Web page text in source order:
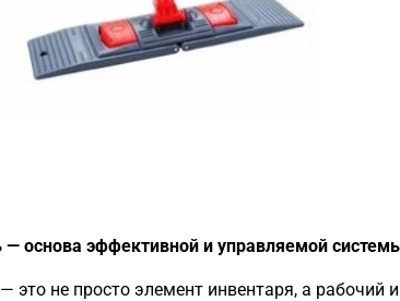
основа эффективной и управляемой
не просто элемент инвентаря, а рабочий